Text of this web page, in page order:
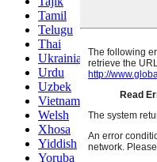
Tamil
Telugu
Thai
Ukrainian
Urdu
Uzbek
Vietnamese
Welsh
Xhosa
Yiddish
Yoruba